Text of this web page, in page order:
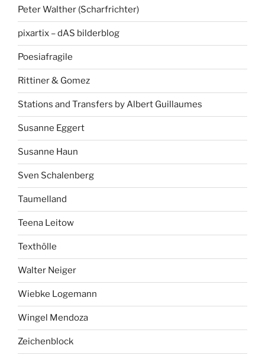
Peter Walther (Scharfrichter)
pixartix – dAS bilderblog
Poesiafragile
Rittiner & Gomez
Stations and Transfers by Albert Guillaumes
Susanne Eggert
Susanne Haun
Sven Schalenberg
Taumelland
Teena Leitow
Texthölle
Walter Neiger
Wiebke Logemann
Wingel Mendoza
Zeichenblock